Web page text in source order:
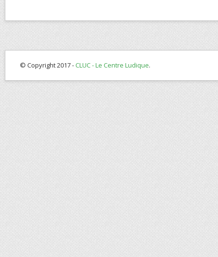
© Copyright 2017 -CLUC - Le Centre Ludique.